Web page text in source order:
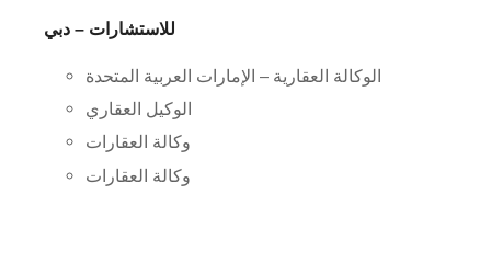
للاستشارات – دبي
الوكالة العقارية – الإمارات العربية المتحدة
الوكيل العقاري
وكالة العقارات
وكالة العقارات